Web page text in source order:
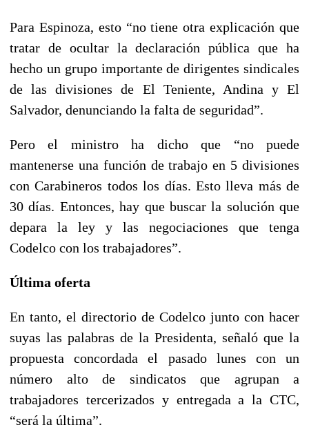
Para Espinoza, esto “no tiene otra explicación que
tratar de ocultar la declaración pública que ha
hecho un grupo importante de dirigentes sindicales
de las divisiones de El Teniente, Andina y El
Salvador, denunciando la falta de seguridad”.
Pero el ministro ha dicho que “no puede
mantenerse una función de trabajo en 5 divisiones
con Carabineros todos los días. Esto lleva más de
30 días. Entonces, hay que buscar la solución que
depara la ley y las negociaciones que tenga
Codelco con los trabajadores”.
Última oferta
En tanto, el directorio de Codelco junto con hacer
suyas las palabras de la Presidenta, señaló que la
propuesta concordada el pasado lunes con un
número alto de sindicatos que agrupan a
trabajadores tercerizados y entregada a la CTC,
“será la última”.